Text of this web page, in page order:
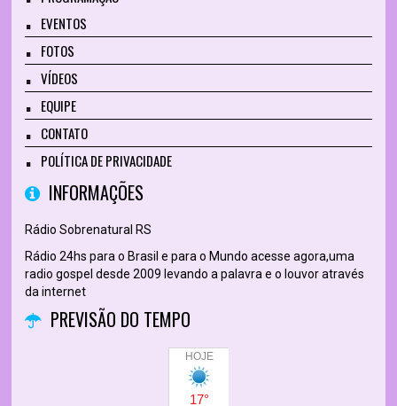
EVENTOS
FOTOS
VÍDEOS
EQUIPE
CONTATO
POLÍTICA DE PRIVACIDADE
INFORMAÇÕES
Rádio Sobrenatural RS
Rádio 24hs para o Brasil e para o Mundo acesse agora,uma
radio gospel desde 2009 levando a palavra e o louvor através
da internet
PREVISÃO DO TEMPO